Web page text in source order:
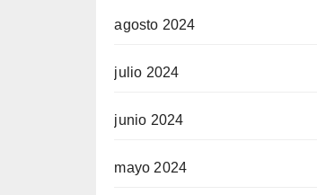
agosto 2024
julio 2024
junio 2024
mayo 2024